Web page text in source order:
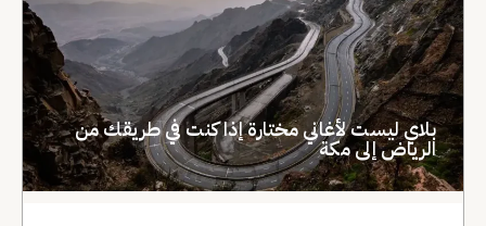
بلاي ليست لأغاني مختارة إذا كنت في طريقك من
الرياض إلى مكة